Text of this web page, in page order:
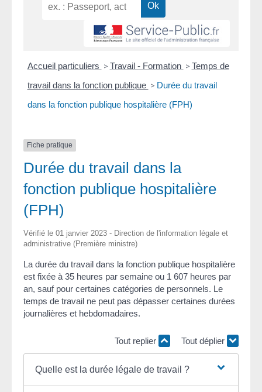
Accueil particuliers > Travail - Formation > Temps de
travail dans la fonction publique > Durée du travail
dans la fonction publique hospitalière (FPH)
Fiche pratique
Durée du travail dans la
fonction publique hospitalière
(FPH)
Vérifié le 01 janvier 2023 - Direction de l'information légale et
administrative (Première ministre)
La durée du travail dans la fonction publique hospitalière
est fixée à 35 heures par semaine ou 1 607 heures par
an, sauf pour certaines catégories de personnels. Le
temps de travail ne peut pas dépasser certaines durées
journalières et hebdomadaires.
Tout replier Tout déplier
Quelle est la durée légale de travail ?